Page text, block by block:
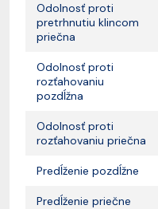
Odolnosť proti
pretrhnutiu klincom
priečna
Odolnosť proti
rozťahovaniu
pozdĺžna
Odolnosť proti
rozťahovaniu priečna
Predĺženie pozdĺžne
Predĺženie priečne